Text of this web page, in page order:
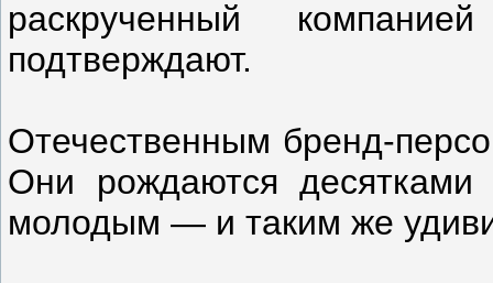
раскрученный
подтверждают.
Отечественным бренд-
Они рождаются десятками
молодым — и таким же